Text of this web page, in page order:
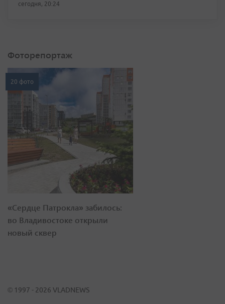
сегодня, 20:24
Фоторепортаж
20 фото
«Сердце Патрокла» забилось:
во Владивостоке открыли
новый сквер
© 1997 - 2026 VLADNEWS